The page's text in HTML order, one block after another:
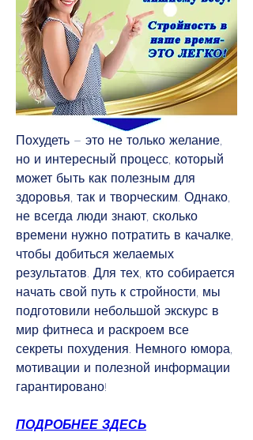
Похудеть – это не только желание,
но и интересный процесс, который
может быть как полезным для
здоровья, так и творческим. Однако,
не всегда люди знают, сколько
времени нужно потратить в качалке,
чтобы добиться желаемых
результатов. Для тех, кто собирается
начать свой путь к стройности, мы
подготовили небольшой экскурс в
мир фитнеса и раскроем все
секреты похудения. Немного юмора,
мотивации и полезной информации
гарантировано!
ПОДРОБНЕЕ ЗДЕСЬ